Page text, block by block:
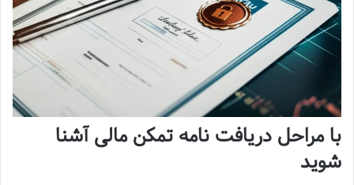
با مراحل دریافت نامه تمکن مالی آشنا
شوید